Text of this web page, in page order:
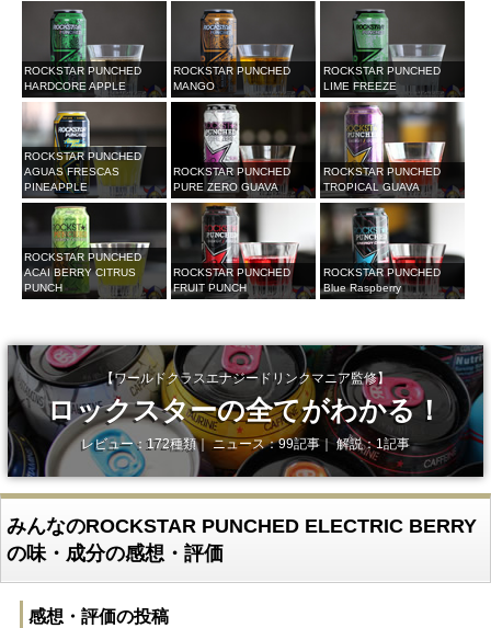
ROCKSTAR PUNCHED
HARDCORE APPLE
ROCKSTAR PUNCHED
MANGO
ROCKSTAR PUNCHED
LIME FREEZE
ROCKSTAR PUNCHED
AGUAS FRESCAS
PINEAPPLE
ROCKSTAR PUNCHED
PURE ZERO GUAVA
ROCKSTAR PUNCHED
TROPICAL GUAVA
ROCKSTAR PUNCHED
ACAI BERRY CITRUS
PUNCH
ROCKSTAR PUNCHED
FRUIT PUNCH
ROCKSTAR PUNCHED
Blue Raspberry
【ワールドクラスエナジードリンクマニア監修】
ロックスターの全てがわかる！
レビュー：172種類｜ ニュース：99記事｜ 解説：1記事
みんなのROCKSTAR PUNCHED ELECTRIC BERRY
の味・成分の感想・評価
感想・評価の投稿